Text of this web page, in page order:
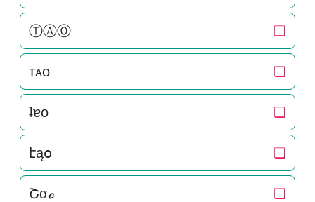
ⓉⒶⓄ ❏
тᴀo ❏
ʇɐo ❏
էąօ ❏
Շαℴ ❏